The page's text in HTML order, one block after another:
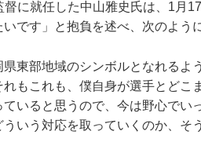
に就任した中山雅史氏は、1月
です」と抱負を述べ、次のよう
県東部地域のシンボルとなれる
もこれも、僕自身が選手とどこ
いると思うので、今は野心でい
いう対応を取っていくのか、そ